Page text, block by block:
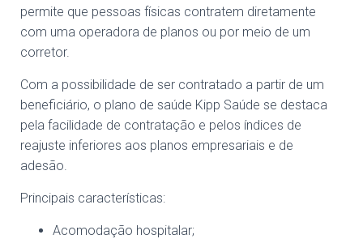
permite que pessoas físicas contratem diretamente
com uma operadora de planos ou por meio de um
corretor.
Com a possibilidade de ser contratado a partir de um
beneficiário, o plano de saúde Kipp Saúde se destaca
pela facilidade de contratação e pelos índices de
reajuste inferiores aos planos empresariais e de
adesão.
Principais características:
Acomodação hospitalar;